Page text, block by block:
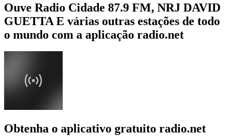
Ouve Radio Cidade 87.9 FM, NRJ DAVID
GUETTA E várias outras estações de todo
o mundo com a aplicação radio.net
Obtenha o aplicativo gratuito radio.net